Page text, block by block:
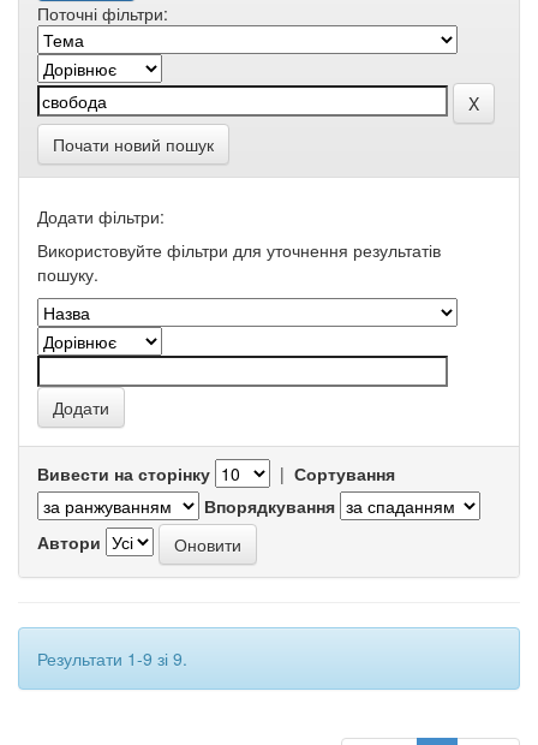
Поточні фільтри:
Почати новий пошук
Додати фільтри:
Використовуйте фільтри для уточнення результатів
пошуку.
Вивести на сторінку | Сортування
Впорядкування
Автори
Результати 1-9 зі 9.